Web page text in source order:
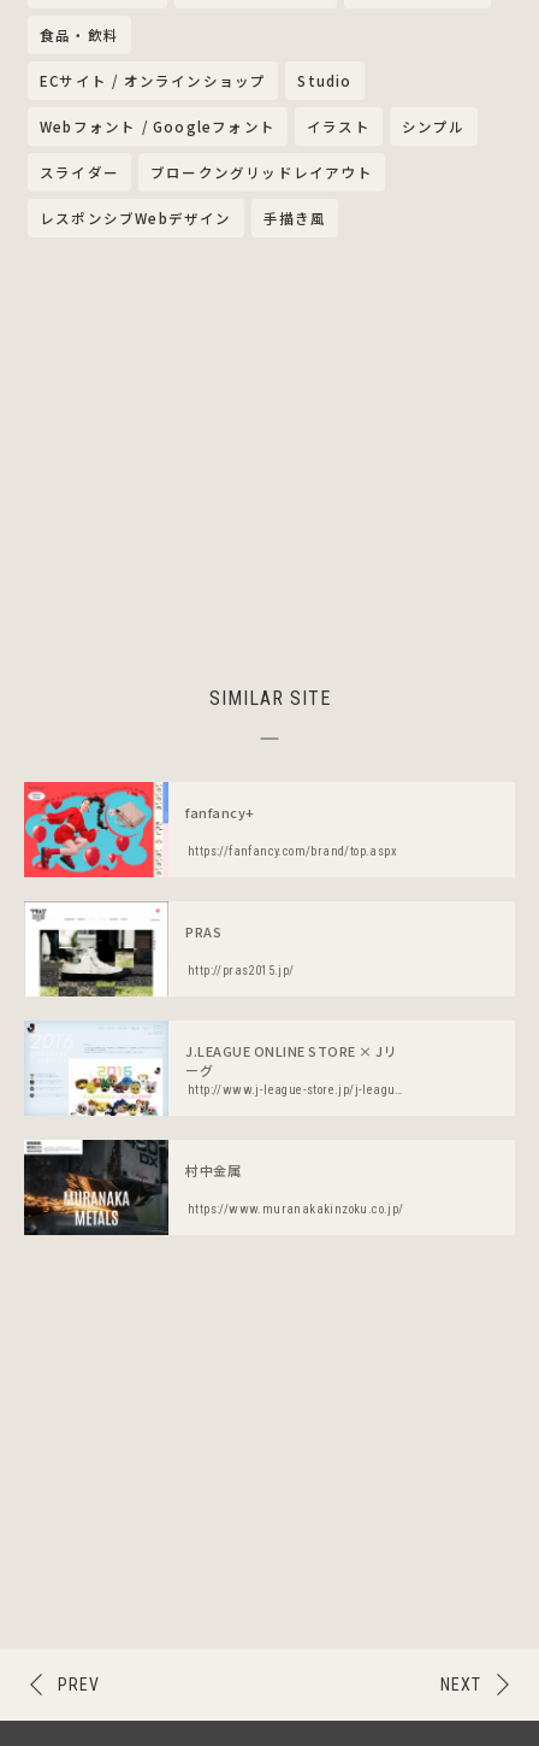
食品・飲料
ECサイト / オンラインショップ Studio
Webフォント / Googleフォント イラスト シンプル
スライダー ブロークングリッドレイアウト
レスポンシブWebデザイン 手描き風
SIMILAR SITE
fanfancy+
https://fanfancy.com/brand/top.aspx
PRAS
http://pras2015.jp/
J.LEAGUE ONLINE STORE × Jリ
ーグ
http://www.j-league-store.jp/j-league/
村中金属
https://www.muranakakinzoku.co.jp/
NEXT
PREV